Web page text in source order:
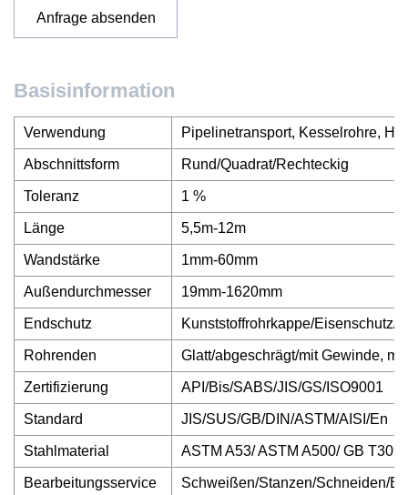
Anfrage absenden
Basisinformation
Verwendung Pipelinetransport, Kesselrohre,
Abschnittsform Rund/Quadrat/Rechteckig
Toleranz 1 %
Länge 5,5m-12m
Wandstärke 1mm-60mm
Außendurchmesser 19mm-1620mm
Endschutz Kunststoffrohrkappe/Eisenschutz/
Rohrenden Glatt/abgeschrägt/mit Gewinde,
Zertifizierung API/Bis/SABS/JIS/GS/ISO9001
Standard JIS/SUS/GB/DIN/ASTM/AISI/En
Stahlmaterial ASTM A53/ ASTM A500/ GB
Bearbeitungsservice Schweißen/Stanzen/Schneiden/